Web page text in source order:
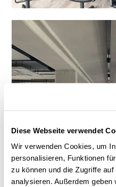
Diese Webseite verwendet
Wir verwenden Cookies, um
personalisieren, Funktionen
zu können und die Zugriffe
analysieren. Außerdem